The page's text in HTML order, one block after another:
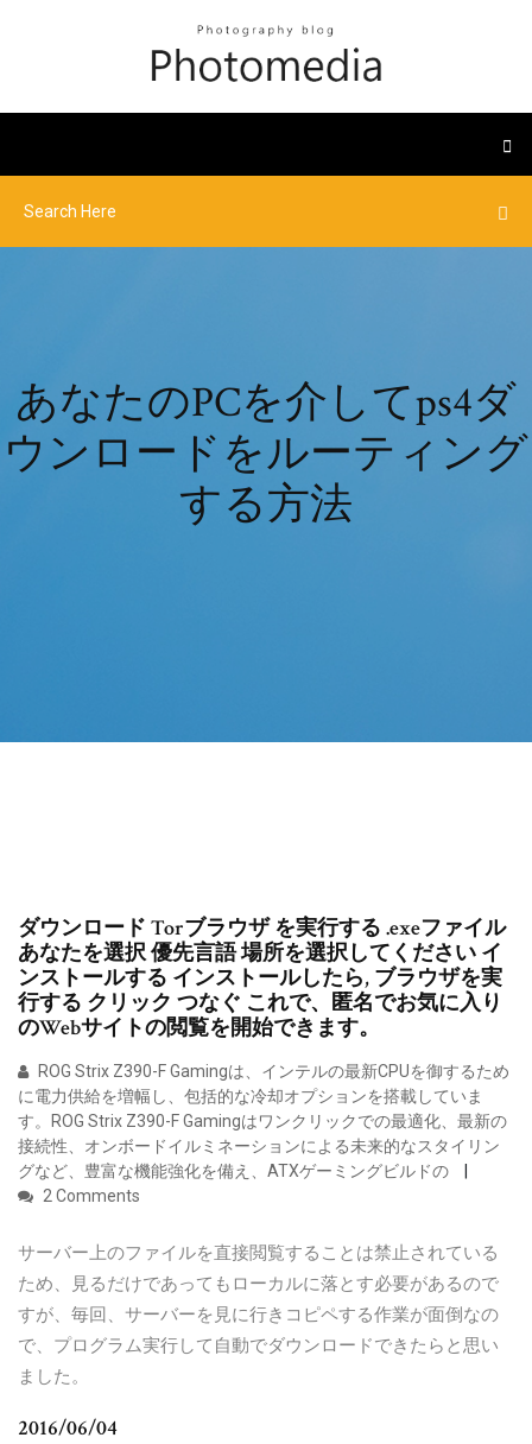
あなたのPCを介してps4ダ
ウンロードをルーティング
する方法
ダウンロード Torブラウザ を実行する .exeファイル
あなたを選択 優先言語 場所を選択してください イ
ンストールする インストールしたら, ブラウザを実
行する クリック つなぐ これで、匿名でお気に入り
のWebサイトの閲覧を開始できます。
ROG Strix Z390-F Gamingは、インテルの最新CPUを御するため
に電力供給を増幅し、包括的な冷却オプションを搭載していま
す。ROG Strix Z390-F Gamingはワンクリックでの最適化、最新の
接続性、オンボードイルミネーションによる未来的なスタイリン
グなど、豊富な機能強化を備え、ATXゲーミングビルドの
2 Comments
サーバー上のファイルを直接閲覧することは禁止されている
ため、見るだけであってもローカルに落とす必要があるので
すが、毎回、サーバーを見に行きコピペする作業が面倒なの
で、プログラム実行して自動でダウンロードできたらと思い
ました。
2016/06/04